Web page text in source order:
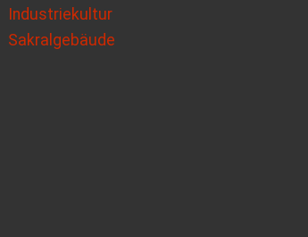
Industriekultur
Sakralgebäude